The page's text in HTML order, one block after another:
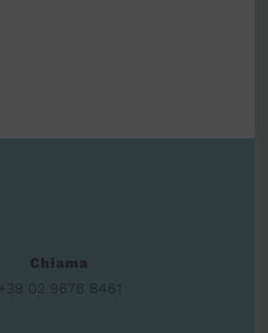
Chiama
+39 02 9678 8461